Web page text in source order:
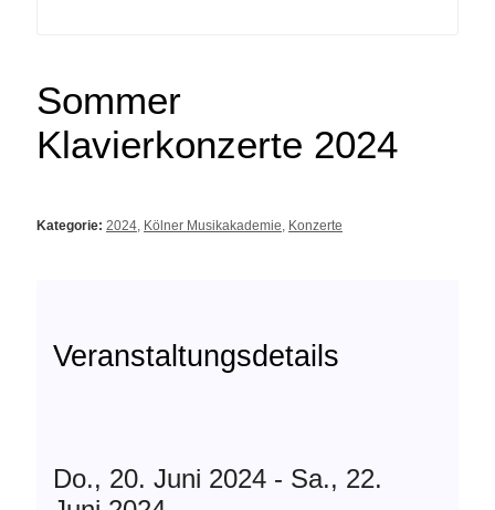
Sommer
Klavierkonzerte 2024
Kategorie: 2024, Kölner Musikakademie, Konzerte
Veranstaltungsdetails
Do., 20. Juni 2024 - Sa., 22.